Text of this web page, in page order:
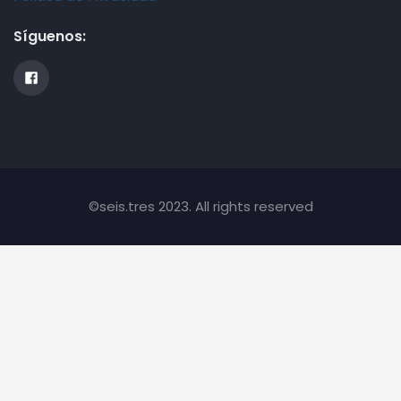
Síguenos:
©seis.tres 2023. All rights reserved